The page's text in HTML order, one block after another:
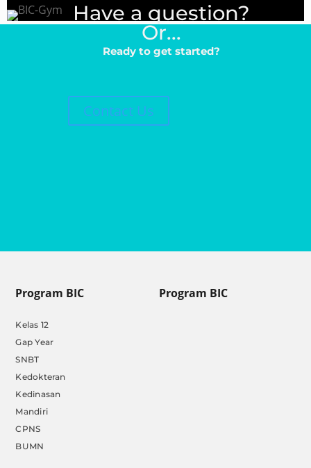
Have a question?
Or...
Ready to get started?
Contact Us
Program BIC
Kelas 12
Gap Year
SNBT
Kedokteran
Kedinasan
Mandiri
CPNS
BUMN
Program BIC